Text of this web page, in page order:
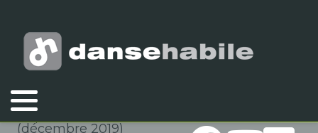
Vous êtes ici :
Documents
Spectacle "Enso" de Caroline de Cornière
(décembre 2019)